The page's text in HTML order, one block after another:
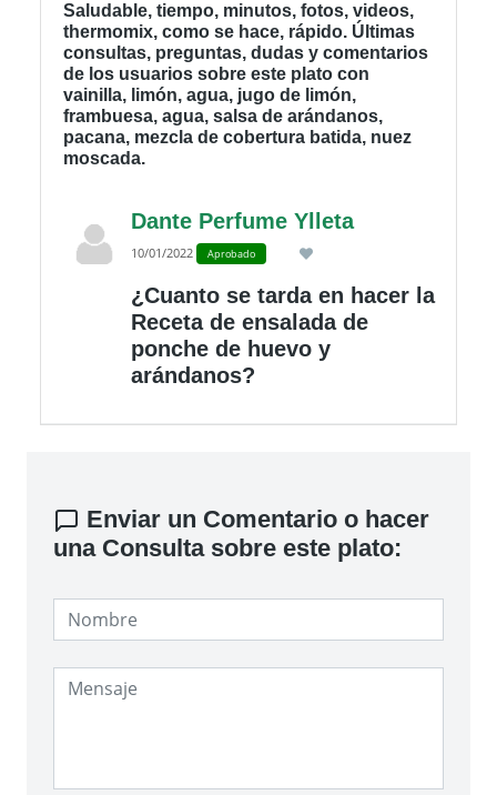
Saludable, tiempo, minutos, fotos, videos,
thermomix, como se hace, rápido. Últimas
consultas, preguntas, dudas y comentarios
de los usuarios sobre este plato con
vainilla, limón, agua, jugo de limón,
frambuesa, agua, salsa de arándanos,
pacana, mezcla de cobertura batida, nuez
moscada.
Dante Perfume Ylleta
10/01/2022 Aprobado
¿Cuanto se tarda en hacer la
Receta de ensalada de
ponche de huevo y
arándanos?
Enviar un Comentario o hacer
una Consulta sobre este plato: